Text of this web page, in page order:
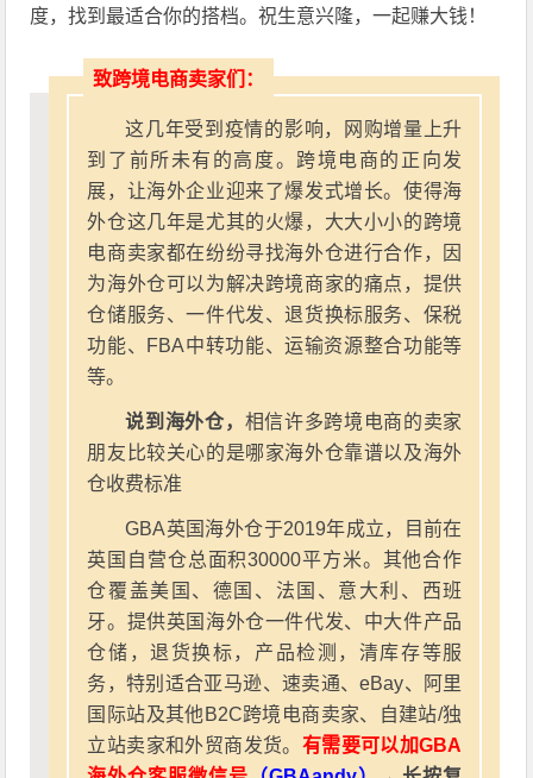
度，找到最适合你的搭档。祝生意兴隆，一起赚大钱！
致跨境电商卖家们：
这几年受到疫情的影响，网购增量上升
到了前所未有的高度。跨境电商的正向发
展，让海外企业迎来了爆发式增长。使得海
外仓这几年是尤其的火爆，大大小小的跨境
电商卖家都在纷纷寻找海外仓进行合作，因
为海外仓可以为解决跨境商家的痛点，提供
仓储服务、一件代发、退货换标服务、保税
功能、FBA中转功能、运输资源整合功能等
等。
说到海外仓， 相信许多跨境电商的卖家
朋友比较关心的是哪家海外仓靠谱以及海外
仓收费标准
GBA英国海外仓于2019年成立，目前在
英国自营仓总面积30000平方米。其他合作
仓覆盖美国、德国、法国、意大利、西班
牙。提供英国海外仓一件代发、中大件产品
仓储，退货换标，产品检测，清库存等服
务，特别适合亚马逊、速卖通、eBay、阿里
国际站及其他B2C跨境电商卖家、自建站/独
立站卖家和外贸商发货。 有需要可以加GBA